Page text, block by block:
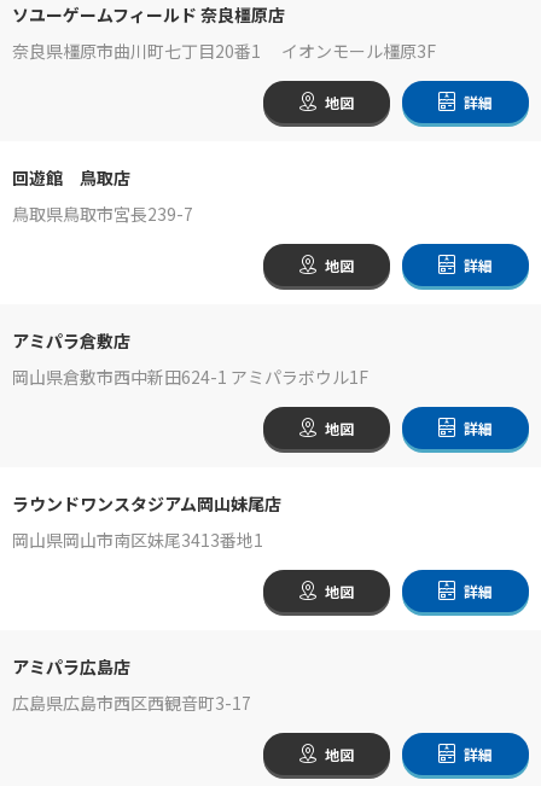
ソユーゲームフィールド 奈良橿原店
奈良県橿原市曲川町七丁目20番1 イオンモール橿原3F
地図 詳細
回遊館 鳥取店
鳥取県鳥取市宮長239-7
地図 詳細
アミパラ倉敷店
岡山県倉敷市西中新田624-1 アミパラボウル1F
地図 詳細
ラウンドワンスタジアム岡山妹尾店
岡山県岡山市南区妹尾3413番地1
地図 詳細
アミパラ広島店
広島県広島市西区西観音町3-17
地図 詳細